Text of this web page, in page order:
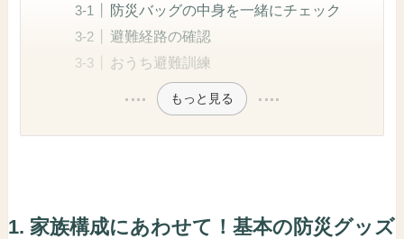
防災バッグの中身を一緒にチェック
避難経路の確認
おうち避難訓練
もっと見る
1. 家族構成にあわせて！基本の防災グッズ